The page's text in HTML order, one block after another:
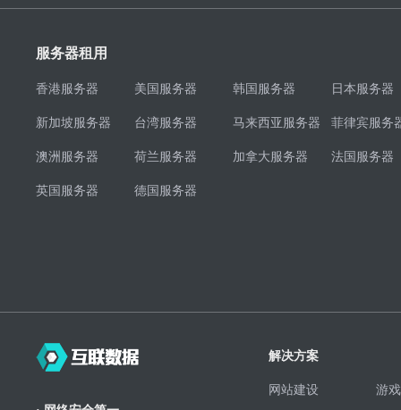
服务器租用
香港服务器 美国服务器 韩国服务器 日本服务器
新加坡服务器 台湾服务器 马来西亚服务器 菲律宾服务
澳洲服务器 荷兰服务器 加拿大服务器 法国服务器
英国服务器 德国服务器
解决方案
网站建设 游